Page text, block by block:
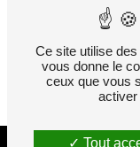
démarchage
pour plus
Ce site utilise
vous donne le
ceux que vous
activer
Tout